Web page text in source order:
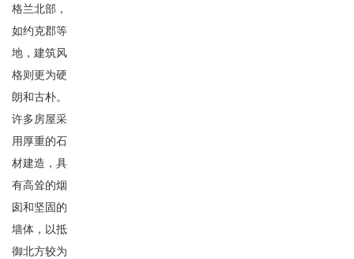
格兰北部，
如约克郡等
地，建筑风
格则更为硬
朗和古朴。
许多房屋采
用厚重的石
材建造，具
有高耸的烟
囱和坚固的
墙体，以抵
御北方较为